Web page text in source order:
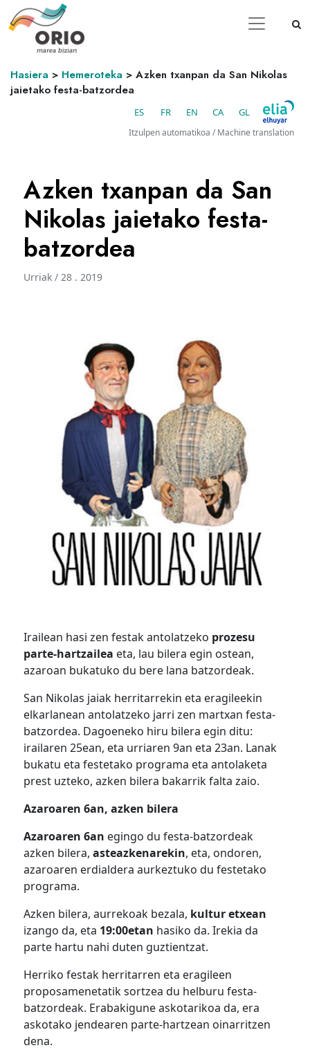
Hasiera > Hemeroteka > Azken txanpan da San Nikolas
jaietako festa-batzordea
ES FR EN CA GL
Itzulpen automatikoa / Machine translation
Azken txanpan da San
Nikolas jaietako festa-
batzordea
Urriak / 28 . 2019
Irailean hasi zen festak antolatzeko prozesu
parte-hartzailea eta, lau bilera egin ostean,
azaroan bukatuko du bere lana batzordeak.
San Nikolas jaiak herritarrekin eta eragileekin
elkarlanean antolatzeko jarri zen martxan festa-
batzordea. Dagoeneko hiru bilera egin ditu:
irailaren 25ean, eta urriaren 9an eta 23an. Lanak
bukatu eta festetako programa eta antolaketa
prest uzteko, azken bilera bakarrik falta zaio.
Azaroaren 6an, azken bilera
Azaroaren 6an egingo du festa-batzordeak
azken bilera,asteazkenarekin, eta, ondoren,
azaroaren erdialdera aurkeztuko du festetako
programa.
Azken bilera, aurrekoak bezala, kultur etxean
izango da, eta 19:00etan hasiko da. Irekia da
parte hartu nahi duten guztientzat.
Herriko festak herritarren eta eragileen
proposamenetatik sortzea du helburu festa-
batzordeak. Erabakigune askotarikoa da, era
askotako jendearen parte-hartzean oinarritzen
dena.